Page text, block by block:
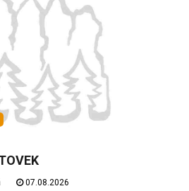
07.08.2026